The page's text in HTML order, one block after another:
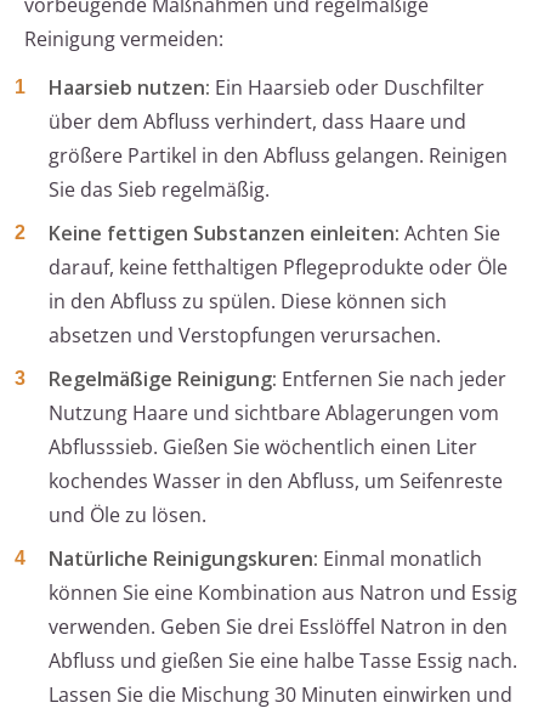
Reinigung vermeiden:
Haarsieb nutzen: Ein Haarsieb oder Duschfilter
über dem Abfluss verhindert, dass Haare und
größere Partikel in den Abfluss gelangen. Reinigen
Sie das Sieb regelmäßig.
Keine fettigen Substanzen einleiten: Achten Sie
darauf, keine fetthaltigen Pflegeprodukte oder Öle
in den Abfluss zu spülen. Diese können sich
absetzen und Verstopfungen verursachen.
Regelmäßige Reinigung: Entfernen Sie nach jeder
Nutzung Haare und sichtbare Ablagerungen vom
Abflusssieb. Gießen Sie wöchentlich einen Liter
kochendes Wasser in den Abfluss, um Seifenreste
und Öle zu lösen.
Natürliche Reinigungskuren: Einmal monatlich
können Sie eine Kombination aus Natron und Essig
verwenden. Geben Sie drei Esslöffel Natron in den
Abfluss und gießen Sie eine halbe Tasse Essig nach.
Lassen Sie die Mischung 30 Minuten einwirken und